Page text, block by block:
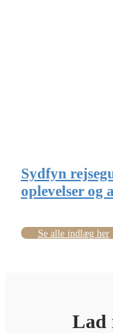
Sydfyn
oplevelser og
Se alle indlæg her
Lad